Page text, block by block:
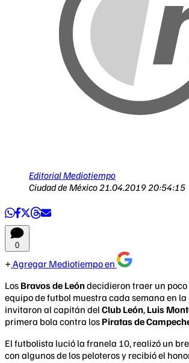
Editorial Mediotiempo
Ciudad de México21.04.2019 20:54:15
0
Agregar Mediotiempo en
Los Bravos de Leóndecidieron traer un
equipo de futbol muestra cada semana en la
invitaron al capitán del Club León, Luis
primera bola contra los Piratas de
El futbolista lució la franela 10, realizó un
con algunos de los peloteros y recibió el